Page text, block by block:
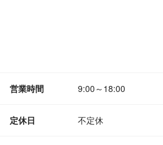
営業時間 9:00～18:00
定休日 不定休